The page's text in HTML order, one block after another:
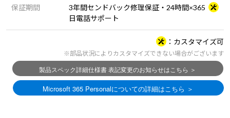
保証期間
3年間センドバック修理保証・24時間×365
日電話サポート
カスタマイズ可
※部品状況によりカスタマイズできない場合がございます